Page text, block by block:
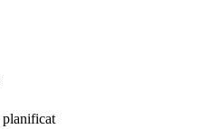
planificat